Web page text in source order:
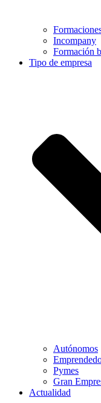
Incompany
Formación
Tipo de empresa
Autónomos
Pymes
Gran
Actualidad